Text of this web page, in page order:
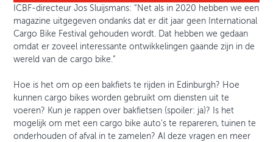
ICBF-directeur Jos Sluijsmans: “Net als in 2020 hebben we een
magazine uitgegeven ondanks dat er dit jaar geen International
Cargo Bike Festival gehouden wordt. Dat hebben we gedaan
omdat er zoveel interessante ontwikkelingen gaande zijn in de
wereld van de cargo bike.”
Hoe is het om op een bakfiets te rijden in Edinburgh? Hoe
kunnen cargo bikes worden gebruikt om diensten uit te
voeren? Kun je rappen over bakfietsen (spoiler: ja)? Is het
mogelijk om met een cargo bike auto's te repareren, tuinen te
onderhouden of afval in te zamelen? Al deze vragen en meer